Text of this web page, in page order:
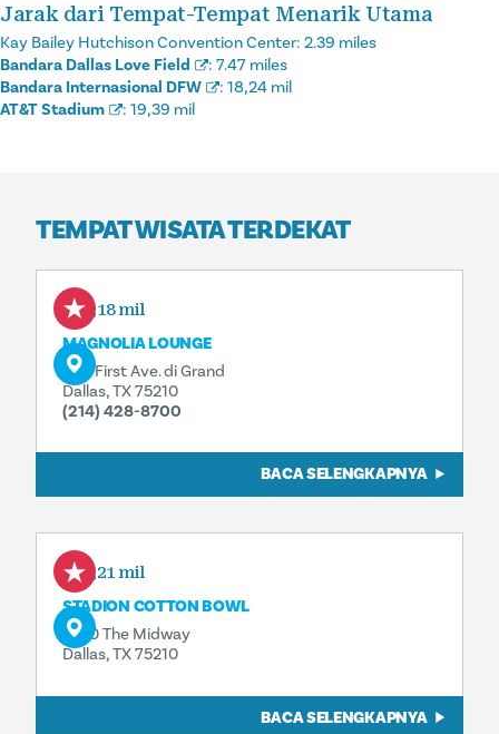
Jarak dari Tempat-Tempat Menarik Utama
Kay Bailey Hutchison Convention Center: 2.39 miles
Bandara Dallas Love Field
: 7.47 miles
Bandara Internasional DFW
: 18,24 mil
AT&T Stadium
: 19,39 mil
TEMPAT WISATA TERDEKAT
0,18 mil
MAGNOLIA LOUNGE
1121 First Ave. di Grand
Dallas, TX 75210
(214) 428-8700
BACA SELENGKAPNYA
0,21 mil
STADION COTTON BOWL
3750 The Midway
Dallas, TX 75210
BACA SELENGKAPNYA